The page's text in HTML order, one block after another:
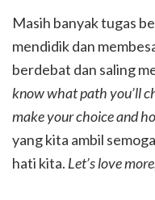
Masih banyak tugas
mendidik dan
berdebat dan saling
know what path you’ll
make your choice and
yang kita ambil
hati kita. Let’s love